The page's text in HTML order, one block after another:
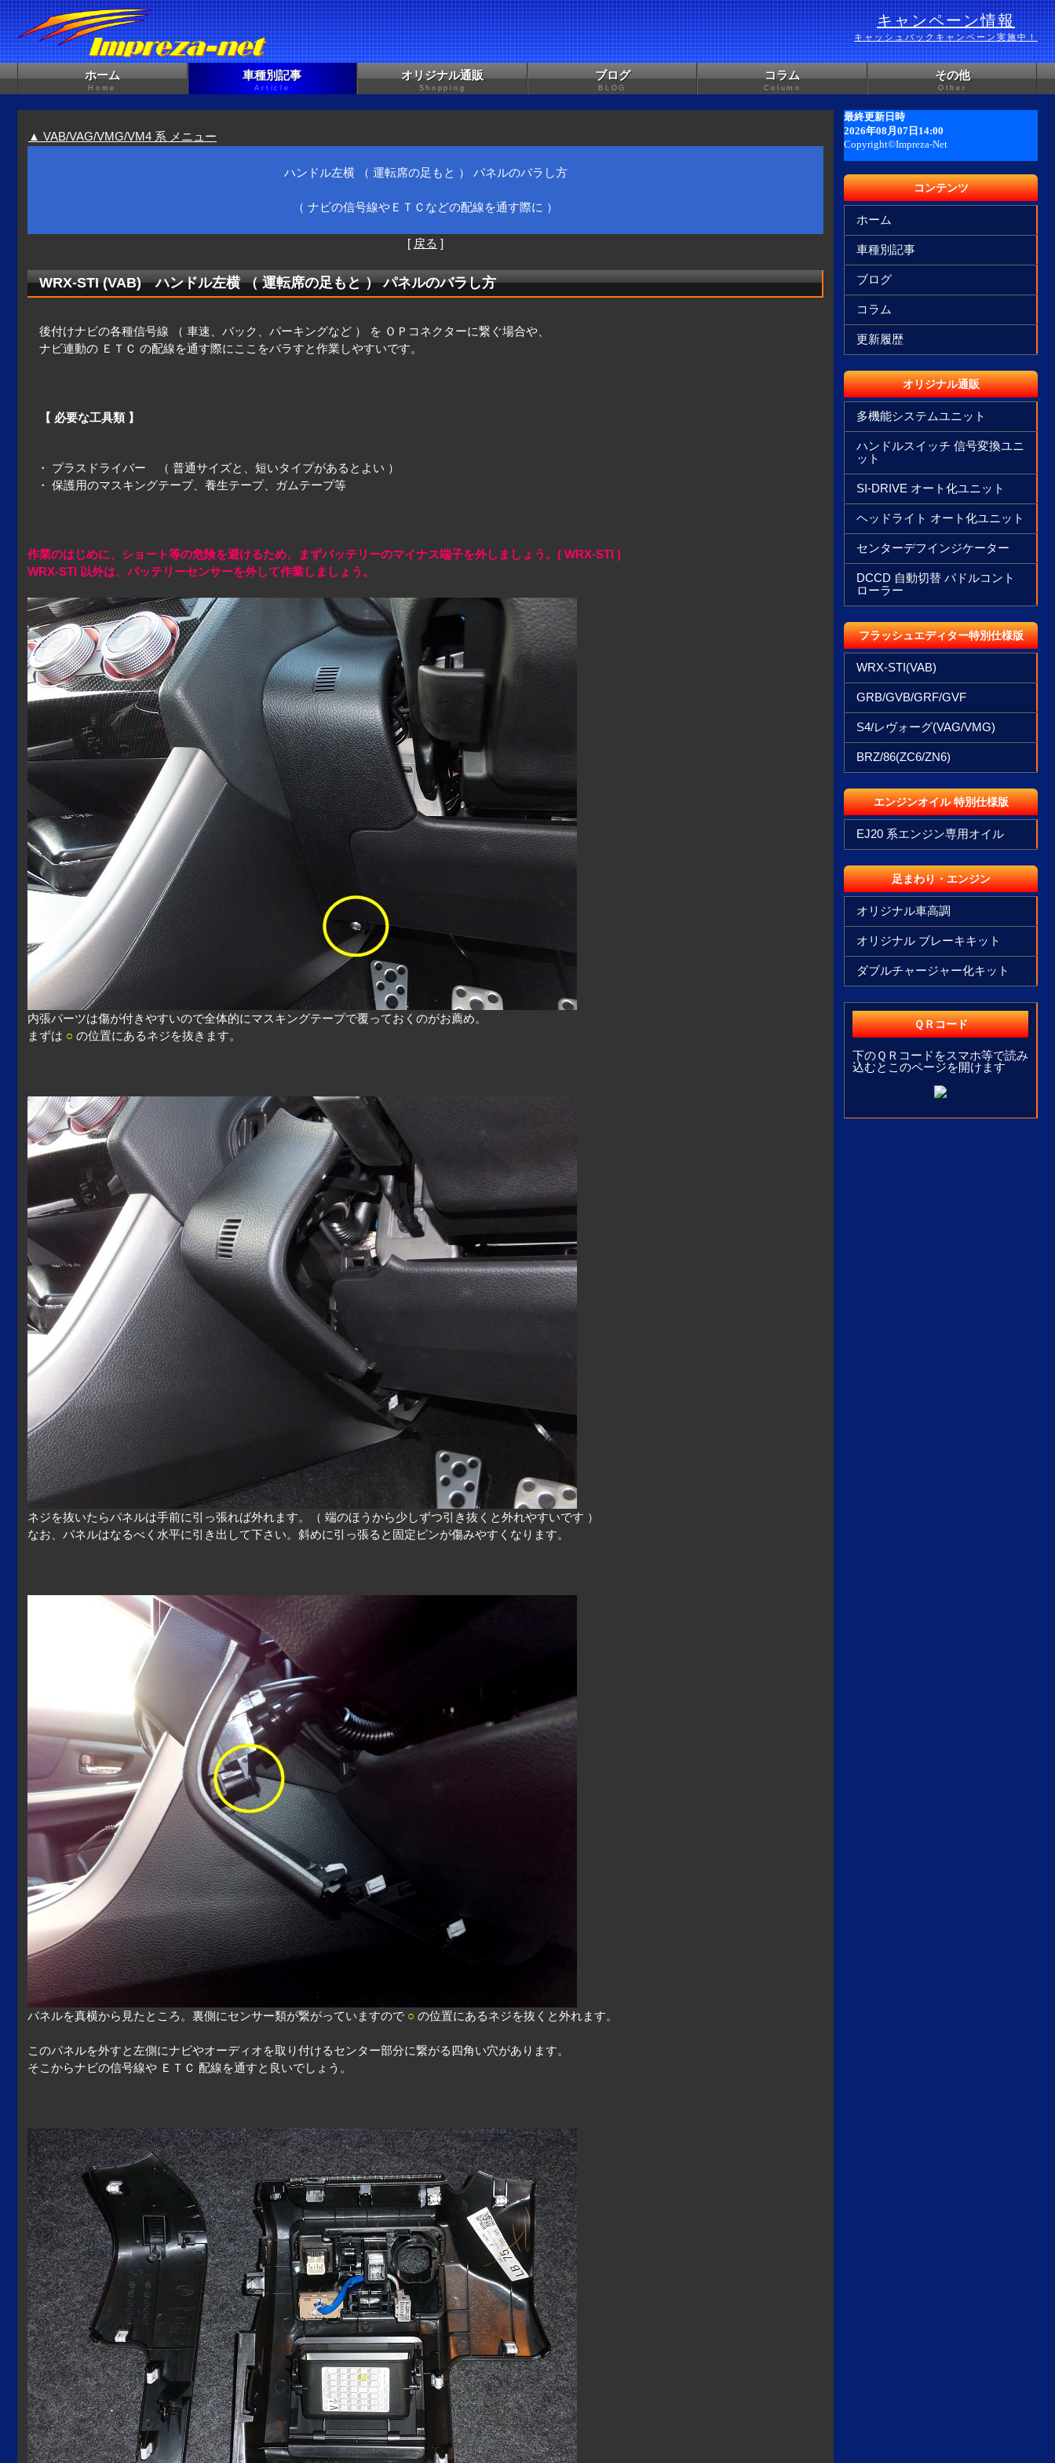
キャンペーン情報
キャッシュバックキャンペーン実施中！
ホーム
Home
車種別記事
Article
オリジナル通販
Shopping
ブログ
BLOG
コラム
Column
その他
Other
▲ VAB/VAG/VMG/VM4 系 メニュー
ハンドル左横 （ 運転席の足もと ） パネルのバラし方
（ ナビの信号線やＥＴＣなどの配線を通す際に ）
[ 戻る ]
WRX-STI (VAB) ハンドル左横 （ 運転席の足もと ） パネルのバラし方
後付けナビの各種信号線 （ 車速、バック、パーキングなど ） を ＯＰコネクターに繋ぐ場合や、
ナビ連動の ＥＴＣ の配線を通す際にここをバラすと作業しやすいです。
【 必要な工具類 】
・ プラスドライバー （ 普通サイズと、短いタイプがあるとよい ）
・ 保護用のマスキングテープ、養生テープ、ガムテープ等
作業のはじめに、ショート等の危険を避けるため、まずバッテリーのマイナス端子を外しましょう。( WRX-STI )
WRX-STI 以外は、バッテリーセンサーを外して作業しましょう。
内張パーツは傷が付きやすいので全体的にマスキングテープで覆っておくのがお薦め。
まずは ○ の位置にあるネジを抜きます。
ネジを抜いたらパネルは手前に引っ張れば外れます。（ 端のほうから少しずつ引き抜くと外れやすいです ）
なお、パネルはなるべく水平に引き出して下さい。斜めに引っ張ると固定ピンが傷みやすくなります。
パネルを真横から見たところ。裏側にセンサー類が繋がっていますので ○ の位置にあるネジを抜くと外れます。
このパネルを外すと左側にナビやオーディオを取り付けるセンター部分に繋がる四角い穴があります。
そこからナビの信号線や ＥＴＣ 配線を通すと良いでしょう。
コンテンツ
ホーム
車種別記事
ブログ
コラム
更新履歴
オリジナル通販
多機能システムユニット
ハンドルスイッチ 信号変換ユニ
ット
SI-DRIVE オート化ユニット
ヘッドライト オート化ユニット
センターデフインジケーター
DCCD 自動切替 パドルコント
ローラー
フラッシュエディター特別仕様版
WRX-STI(VAB)
GRB/GVB/GRF/GVF
S4/レヴォーグ(VAG/VMG)
BRZ/86(ZC6/ZN6)
エンジンオイル 特別仕様版
EJ20 系エンジン専用オイル
足まわり・エンジン
オリジナル車高調
オリジナル ブレーキキット
ダブルチャージャー化キット
ＱＲコード
下のＱＲコードをスマホ等で読み
込むとこのページを開けます